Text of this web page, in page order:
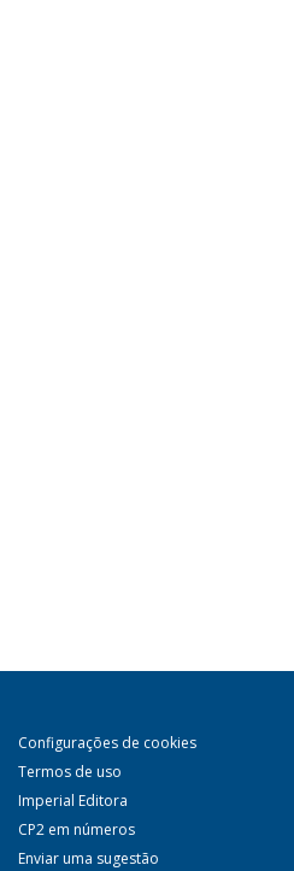
Configurações de cookies
Termos de uso
Imperial Editora
CP2 em números
Enviar uma sugestão